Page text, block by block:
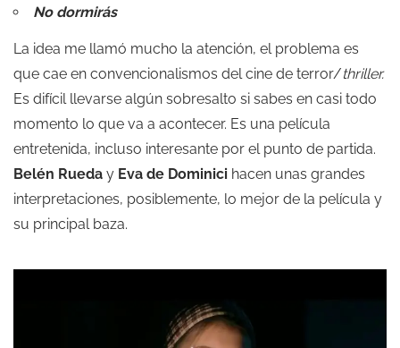
No dormirás
La idea me llamó mucho la atención, el problema es
que cae en convencionalismos del cine de terror/thriller.
Es difícil llevarse algún sobresalto si sabes en casi todo
momento lo que va a acontecer. Es una película
entretenida, incluso interesante por el punto de partida.
Belén Rueda y Eva de Dominici hacen unas grandes
interpretaciones, posiblemente, lo mejor de la película y
su principal baza.